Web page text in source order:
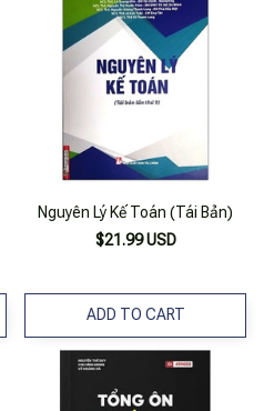
Nguyên Lý Kế Toán (Tái Bản)
$21.99 USD
ADD TO CART